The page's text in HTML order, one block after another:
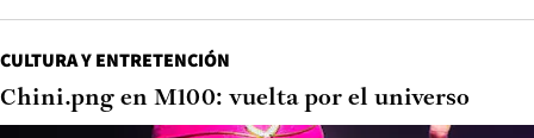
CULTURA Y ENTRETENCIÓN
Chini.png en M100: vuelta por el universo